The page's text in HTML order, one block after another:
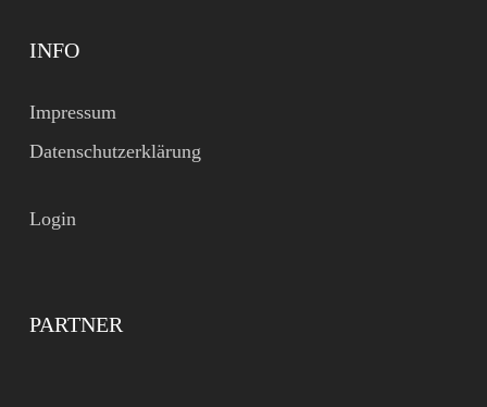
INFO
Impressum
Datenschutzerklärung
Login
PARTNER